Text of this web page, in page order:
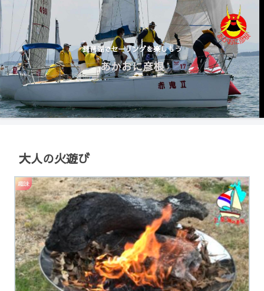
琵琶湖でセーリングを楽しもう
あかおに彦根
大人の火遊び
趣味